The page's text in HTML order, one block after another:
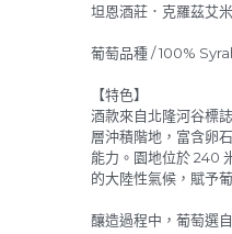
坦恩酒莊．克羅茲艾
葡萄品種 / 100%
【特色】
酒款來自北隆河谷標
層沖積階地，富含卵
能力。園地位於 240
的大陸性氣候，賦予
釀造過程中，葡萄選